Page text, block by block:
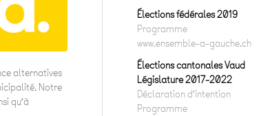
alternatives
Notre
qu’à
Élections fédérales 2019
Programme
www.ensemble-a-gauche.ch
Élections cantonales Vaud
Législature 2017-2022
Déclaration d’intention
Programme